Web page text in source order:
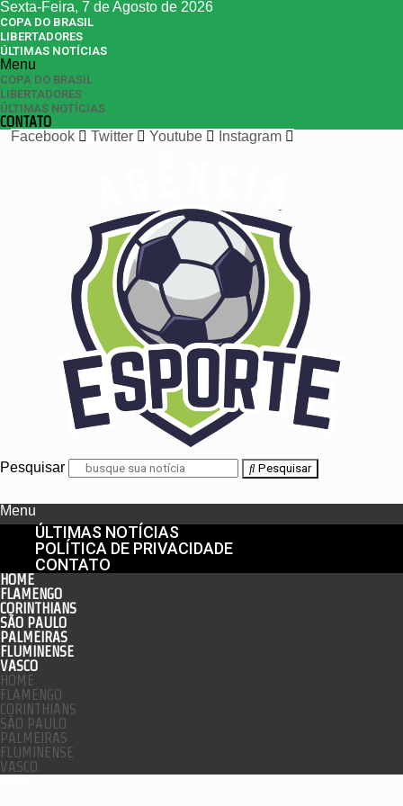
Sexta-Feira, 7 de Agosto de 2026
COPA DO BRASIL
LIBERTADORES
ÚLTIMAS NOTÍCIAS
Menu
COPA DO BRASIL
LIBERTADORES
ÚLTIMAS NOTÍCIAS
CONTATO
Facebook
Twitter Youtube Instagram
Pesquisar Pesquisar
Menu
ÚLTIMAS NOTÍCIAS
POLÍTICA DE PRIVACIDADE
CONTATO
HOME
FLAMENGO
CORINTHIANS
SÃO PAULO
PALMEIRAS
FLUMINENSE
VASCO
HOME
FLAMENGO
CORINTHIANS
SÃO PAULO
PALMEIRAS
FLUMINENSE
VASCO